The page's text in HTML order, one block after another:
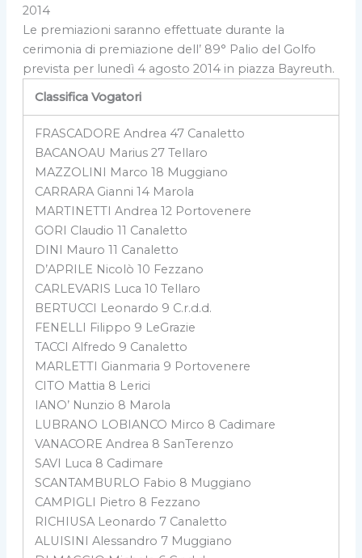
2014
Le premiazioni saranno effettuate durante la
cerimonia di premiazione dell’ 89° Palio del Golfo
prevista per lunedì 4 agosto 2014 in piazza Bayreuth.
Classifica Vogatori
FRASCADORE Andrea 47 Canaletto
BACANOAU Marius 27 Tellaro
MAZZOLINI Marco 18 Muggiano
CARRARA Gianni 14 Marola
MARTINETTI Andrea 12 Portovenere
GORI Claudio 11 Canaletto
DINI Mauro 11 Canaletto
D’APRILE Nicolò 10 Fezzano
CARLEVARIS Luca 10 Tellaro
BERTUCCI Leonardo 9 C.r.d.d.
FENELLI Filippo 9 LeGrazie
TACCI Alfredo 9 Canaletto
MARLETTI Gianmaria 9 Portovenere
CITO Mattia 8 Lerici
IANO’ Nunzio 8 Marola
LUBRANO LOBIANCO Mirco 8 Cadimare
VANACORE Andrea 8 SanTerenzo
SAVI Luca 8 Cadimare
SCANTAMBURLO Fabio 8 Muggiano
CAMPIGLI Pietro 8 Fezzano
RICHIUSA Leonardo 7 Canaletto
ALUISINI Alessandro 7 Muggiano